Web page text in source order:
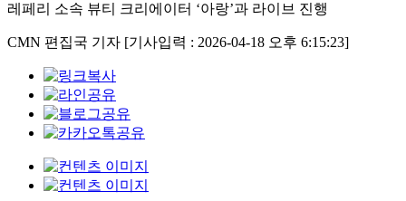
레페리 소속 뷰티 크리에이터 ‘아랑’과 라이브 진행
CMN 편집국 기자 [기사입력 : 2026-04-18 오후 6:15:23]